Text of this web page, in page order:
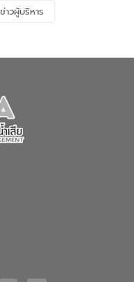
สาหกรรมแห่งอนาคต ตลอดจน
ย์ความท้าทายจากวิกฤตการ
นการดึงจุดแข็งและความ
สานกับประสบการณ์และ
ครงข่ายน้ำครบวงจรในพื้นที่ EEC
อเตอร์ เพื่อร่วมกันศึกษา
การปรับปรุงคุณภาพน้ำ (Water
ะพัฒนารูปแบบการดำเนินงาน
งขึ้นจากการขยายตัวของ
รจัดการน้ำเสีย กล่าวถึงภารกิจ
ข่าวผู้บริหาร